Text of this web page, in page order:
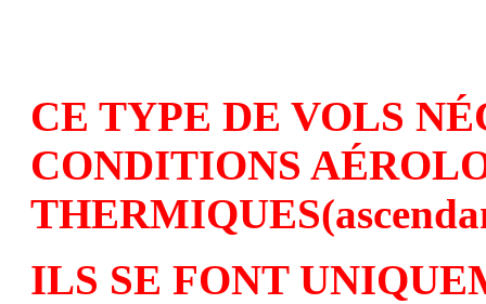
CE TYPE DE VOLS
CONDITIONS
THERMIQUES
ILS SE FONT